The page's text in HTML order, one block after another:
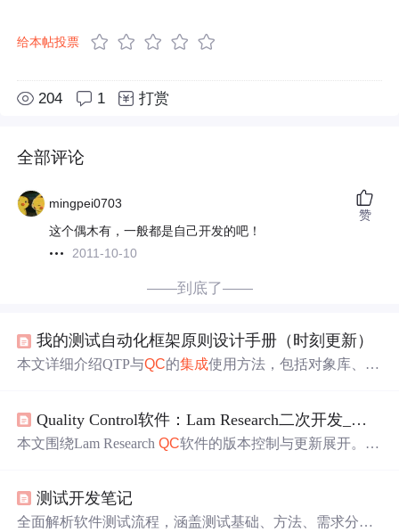
给本帖投票
204 1 打赏
全部评论
mingpei0703
这个偶木有，一般都是自己开发的吧！
2011-10-10
赞
——到底了——
我的测试自动化框架原则设计手册（时刻更新）
本文详细介绍QTP与QC的集成使用方法，包括对象库、场
版本控制下的兼容性问题。
Quality Control软件：Lam Research二次开发_（8）.LamResearch
本文围绕Lam ResearchQC软件的版本控制与更新展开。介
出版本更新流程、代码示例，提及最佳实践、挑战、工具
推荐及未来趋势，助于确保软件质量和稳定性。
测试开发笔记
全面解析软件测试流程，涵盖测试基础、方法、需求分